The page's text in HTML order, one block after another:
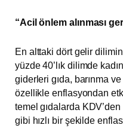
“Acil önlem alınması
En alttaki dört gelir
yüzde 40’lık dilimde
giderleri gıda, barınma
özellikle enflasyondan
temel gıdalarda
gibi hızlı bir şekilde